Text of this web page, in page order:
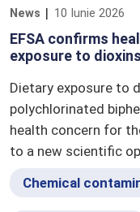
News 10 Iunie 2026
EFSA confirms
exposure to
Dietary exposure to
polychlorinated
health concern for
to a new scientific
Chemical